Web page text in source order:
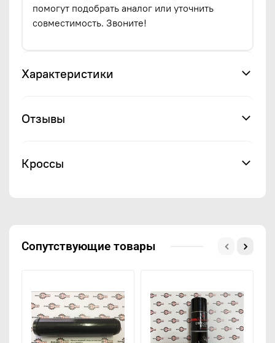
помогут подобрать аналог или уточнить
совместимость. Звоните!
Характеристики
Отзывы
Кроссы
Сопутствующие товары